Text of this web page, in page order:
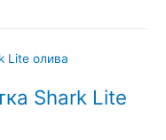
Shark Lite